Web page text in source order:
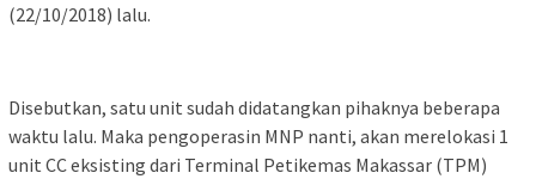
(22/10/2018) lalu.
Disebutkan, satu unit sudah didatangkan pihaknya beberapa
waktu lalu. Maka pengoperasin MNP nanti, akan merelokasi 1
unit CC eksisting dari Terminal Petikemas Makassar (TPM)